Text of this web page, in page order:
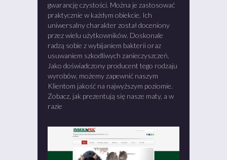
gwarancję czystości. Można je zastosować
praktycznie w każdym obiekcie. Ich
uniwersalny charakter został doceniony
przez wielu użytkowników. Doskonale
radzą sobie z wybijaniem bakterii oraz
usuwaniem szkodliwych zanieczyszczeń.
Jako doświadczony producent tego rodzaju
wyrobów, możemy zapewnić naszym
Klientom jakość na najwyższym poziomie.
Zobacz, jak prezentują się nasze maty, a w
razie